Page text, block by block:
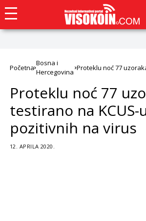
Početna
Bosna i
Hercegovina
Proteklu noć 77
Proteklu noć 77
testirano na KCUS-
pozitivnih na virus
12. APRILA 2020.